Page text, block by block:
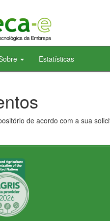
Estatísticas
de acordo com a sua